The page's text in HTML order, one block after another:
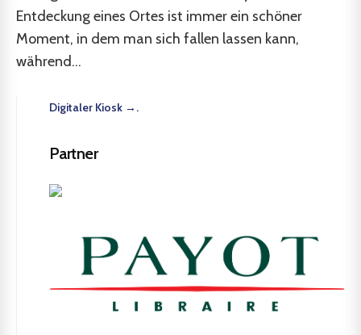
Entdeckung eines Ortes ist immer ein schöner
Moment, in dem man sich fallen lassen kann,
während...
Digitaler Kiosk →.
Partner